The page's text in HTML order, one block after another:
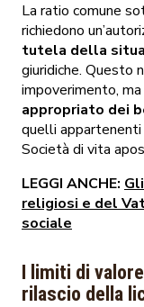
La ratio comune
richiedono
tutela della
giuridiche. Questo
impoverimento, ma
appropriato dei
quelli
Società di vita
LEGGI ANCHE:
religiosi e del
sociale
I limiti di
rilascio della